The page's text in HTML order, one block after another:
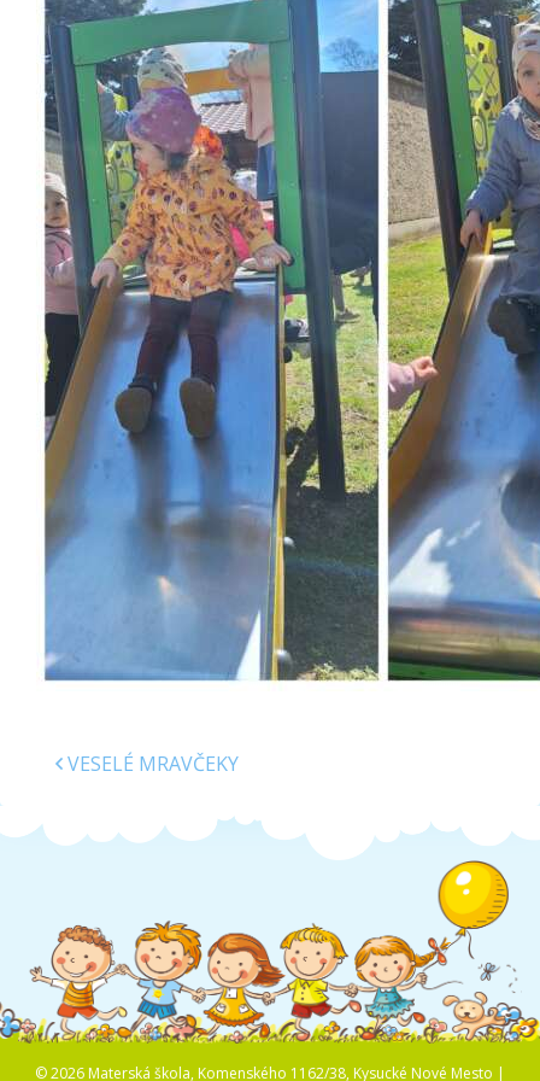
Školská jedáleň
Jedálny lístok
Ochrana osobných
údajov – GDPR
Vzdelávanie
zamestnancov
VESELÉ MRAVČEKY
© 2026 Materská škola, Komenského 1162/38, Kysucké Nové Mesto |